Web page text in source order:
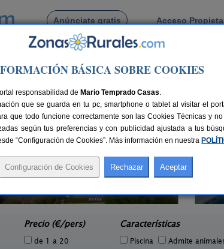
Anúnciate gratis Acceso
por pueblo
8-14+2 pers.
27 €
Casa de Labranza para Turismo
Rural
Precio (€/pers)
de 1 a 20
Características
Piscina Admite
BÁSICA SOBRE COOKIES
responsabilidad de Mario Temprado Casas.
que se guarda en tu pc, smartphone o tablet al visitar el
que todo funcione correctamente son las Cookies Técnicas y
según tus preferencias y con publicidad ajustada a tus
“Configuración de Cookies”. Más información en nuestra